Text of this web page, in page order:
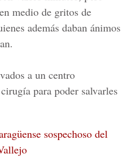
medio de gritos de
además daban ánimos
a un centro
para poder salvarles
sospechoso del